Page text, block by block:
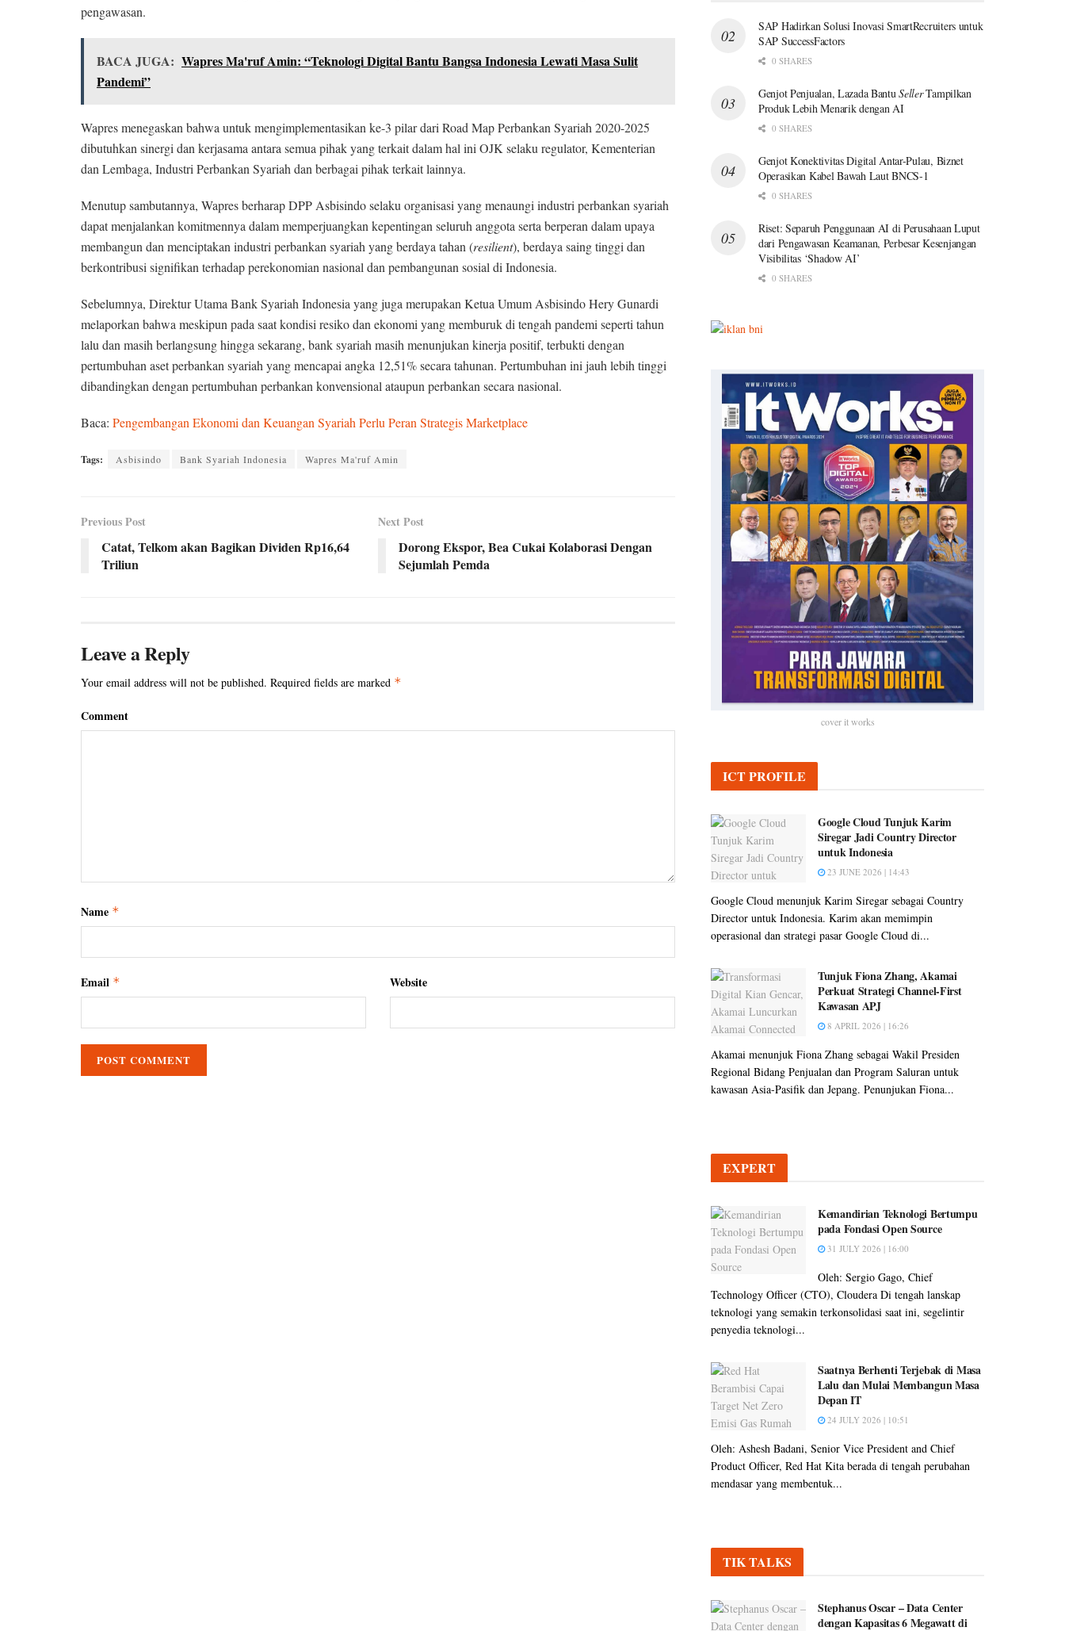
pengawasan.
BACA JUGA: Wapres Ma'ruf Amin: “Teknologi Digital Bantu Bangsa Indonesia Lewati Masa Sulit
Pandemi”
Wapres menegaskan bahwa untuk mengimplementasikan ke-3 pilar dari Road Map Perbankan Syariah 2020-2025
dibutuhkan sinergi dan kerjasama antara semua pihak yang terkait dalam hal ini OJK selaku regulator, Kementerian
dan Lembaga, Industri Perbankan Syariah dan berbagai pihak terkait lainnya.
Menutup sambutannya, Wapres berharap DPP Asbisindo selaku organisasi yang menaungi industri perbankan syariah
dapat menjalankan komitmennya dalam memperjuangkan kepentingan seluruh anggota serta berperan dalam upaya
membangun dan menciptakan industri perbankan syariah yang berdaya tahan (resilient), berdaya saing tinggi dan
berkontribusi signifikan terhadap perekonomian nasional dan pembangunan sosial di Indonesia.
Sebelumnya, Direktur Utama Bank Syariah Indonesia yang juga merupakan Ketua Umum Asbisindo Hery Gunardi
melaporkan bahwa meskipun pada saat kondisi resiko dan ekonomi yang memburuk di tengah pandemi seperti tahun
lalu dan masih berlangsung hingga sekarang, bank syariah masih menunjukan kinerja positif, terbukti dengan
pertumbuhan aset perbankan syariah yang mencapai angka 12,51% secara tahunan. Pertumbuhan ini jauh lebih tinggi
dibandingkan dengan pertumbuhan perbankan konvensional ataupun perbankan secara nasional.
Baca: Pengembangan Ekonomi dan Keuangan Syariah Perlu Peran Strategis Marketplace
Tags: Asbisindo Bank Syariah Indonesia Wapres Ma'ruf Amin
Previous Post
Catat, Telkom akan Bagikan Dividen Rp16,64
Triliun
Next Post
Dorong Ekspor, Bea Cukai Kolaborasi Dengan
Sejumlah Pemda
Leave a Reply
Your email address will not be published. Required fields are marked *
Comment
Name *
Email * Website
SAP Hadirkan Solusi Inovasi SmartRecruiters untuk
SAP SuccessFactors
0 SHARES
Genjot Penjualan, Lazada BantuSellerTampilkan
Produk Lebih Menarik dengan AI
0 SHARES
Genjot Konektivitas Digital Antar-Pulau, Biznet
Operasikan Kabel Bawah Laut BNCS-1
0 SHARES
Riset: Separuh Penggunaan AI di Perusahaan Luput
dari Pengawasan Keamanan, Perbesar Kesenjangan
Visibilitas ‘Shadow AI’
0 SHARES
cover it works
ICT PROFILE
Google Cloud Tunjuk Karim
Siregar Jadi Country Director
untuk Indonesia
23 JUNE 2026 | 14:43
Google Cloud menunjuk Karim Siregar sebagai Country
Director untuk Indonesia. Karim akan memimpin
operasional dan strategi pasar Google Cloud di...
Tunjuk Fiona Zhang, Akamai
Perkuat Strategi Channel-First
Kawasan APJ
8 APRIL 2026 | 16:26
Akamai menunjuk Fiona Zhang sebagai Wakil Presiden
Regional Bidang Penjualan dan Program Saluran untuk
kawasan Asia-Pasifik dan Jepang. Penunjukan Fiona...
EXPERT
Kemandirian Teknologi Bertumpu
pada Fondasi Open Source
31 JULY 2026 | 16:00
Oleh: Sergio Gago, Chief
Technology Officer (CTO), Cloudera Di tengah lanskap
teknologi yang semakin terkonsolidasi saat ini, segelintir
penyedia teknologi...
Saatnya Berhenti Terjebak di Masa
Lalu dan Mulai Membangun Masa
Depan IT
24 JULY 2026 | 10:51
Oleh: Ashesh Badani, Senior Vice President and Chief
Product Officer, Red Hat Kita berada di tengah perubahan
mendasar yang membentuk...
TIK TALKS
Stephanus Oscar – Data Center
dengan Kapasitas 6 Megawatt di